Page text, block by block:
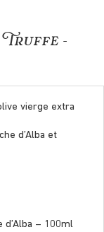
–
vierge extra
d’Alba et
d’Alba – 100ml